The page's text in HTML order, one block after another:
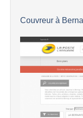
Couvreur à